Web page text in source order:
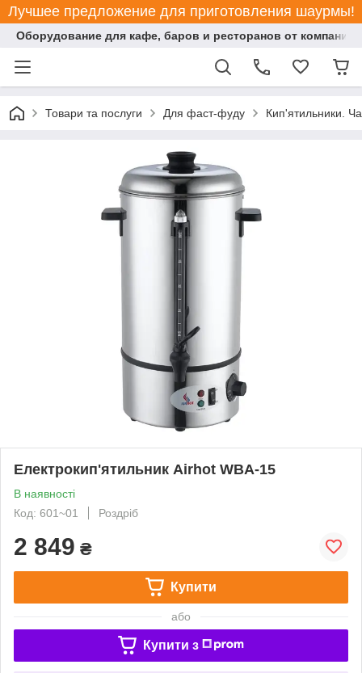
Лучшее предложение для приготовления шаурмы!
Оборудование для кафе, баров и ресторанов от компании
Товари та послуги Для фаст-фуду Кип'ятильники.
Електрокип'ятильник Airhot WBA-15
В наявності
Код: 601~01
Роздріб
2 849 ₴
Купити
або
Купити з